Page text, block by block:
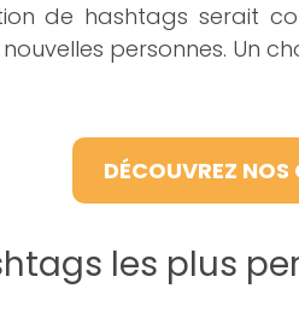
de hashtags serait
personnes. Un
DÉCOUVREZ
les plus